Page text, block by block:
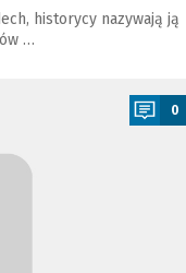
historycy nazywają ją
…
0